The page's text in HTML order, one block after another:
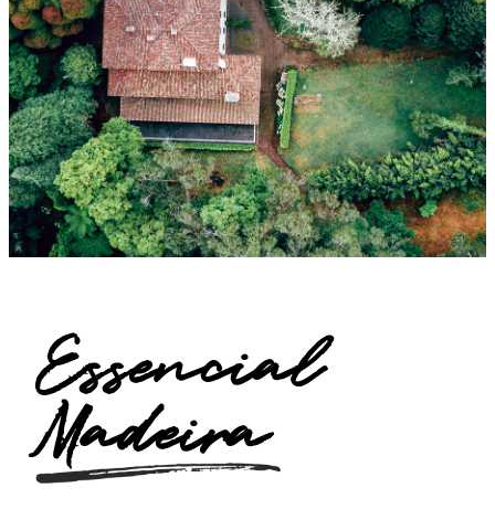
Essencial
Madeira